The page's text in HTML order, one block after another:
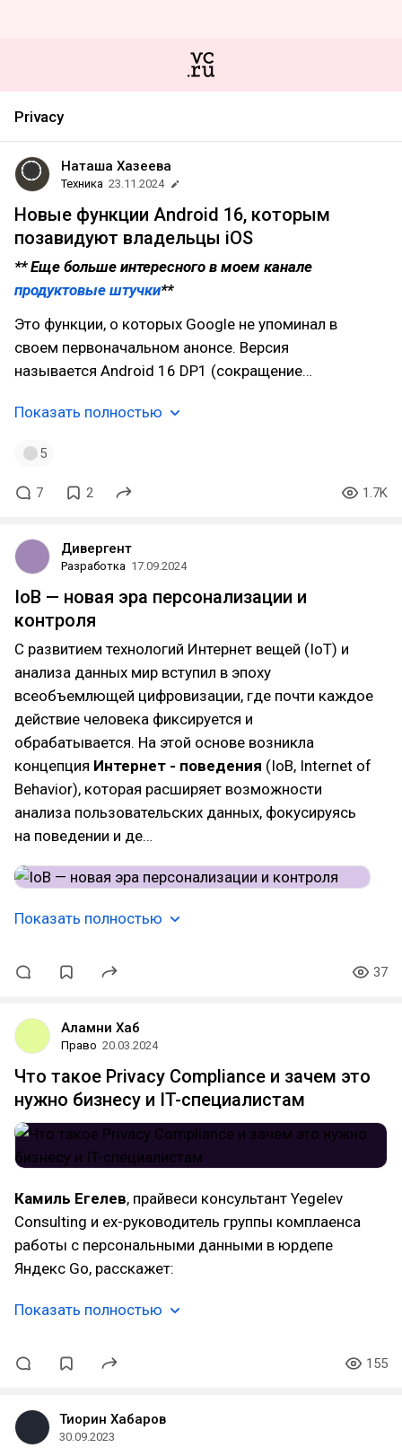
Privacy
Наташа Хазеева
Техника 23.11.2024
Новые функции Android 16, которым
позавидуют владельцы iOS
** Еще больше интересного в моем канале
продуктовые штучки**
Это функции, о которых Google не упоминал в
своем первоначальном анонсе. Версия
называется Android 16 DP1 (сокращение…
Показать полностью
5
7 2 1.7K
Дивергент
Разработка 17.09.2024
IoB — новая эра персонализации и
контроля
С развитием технологий Интернет вещей (IoT) и
анализа данных мир вступил в эпоху
всеобъемлющей цифровизации, где почти каждое
действие человека фиксируется и
обрабатывается. На этой основе возникла
концепция Интернет - поведения (IoB, Internet of
Behavior), которая расширяет возможности
анализа пользовательских данных, фокусируясь
на поведении и де…
Показать полностью
37
Аламни Хаб
Право 20.03.2024
Что такое Privacy Compliance и зачем это
нужно бизнесу и IT-специалистам
Камиль Егелев, прайвеси консультант Yegelev
Consulting и ex-руководитель группы комплаенса
работы с персональными данными в юрдепе
Яндекс Go, расскажет:
Показать полностью
155
Тиорин Хабаров
30.09.2023